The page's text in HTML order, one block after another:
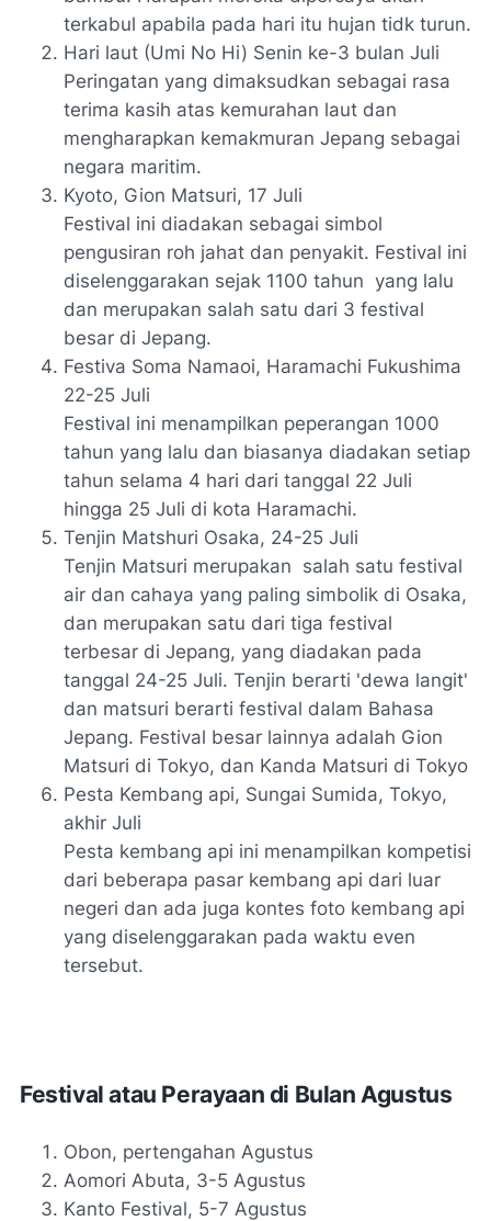
terkabul apabila pada hari itu hujan tidk turun.
Hari laut (Umi No Hi) Senin ke-3 bulan Juli
Peringatan yang dimaksudkan sebagai rasa
terima kasih atas kemurahan laut dan
mengharapkan kemakmuran Jepang sebagai
negara maritim.
Kyoto, Gion Matsuri, 17 Juli
Festival ini diadakan sebagai simbol
pengusiran roh jahat dan penyakit. Festival ini
diselenggarakan sejak 1100 tahun yang lalu
dan merupakan salah satu dari 3 festival
besar di Jepang.
Festiva Soma Namaoi, Haramachi Fukushima
22-25 Juli
Festival ini menampilkan peperangan 1000
tahun yang lalu dan biasanya diadakan setiap
tahun selama 4 hari dari tanggal 22 Juli
hingga 25 Juli di kota Haramachi.
Tenjin Matshuri Osaka, 24-25 Juli
Tenjin Matsuri merupakan salah satu festival
air dan cahaya yang paling simbolik di Osaka,
dan merupakan satu dari tiga festival
terbesar di Jepang, yang diadakan pada
tanggal 24-25 Juli. Tenjin berarti 'dewa langit'
dan matsuri berarti festival dalam Bahasa
Jepang. Festival besar lainnya adalah Gion
Matsuri di Tokyo, dan Kanda Matsuri di Tokyo
Pesta Kembang api, Sungai Sumida, Tokyo,
akhir Juli
Pesta kembang api ini menampilkan kompetisi
dari beberapa pasar kembang api dari luar
negeri dan ada juga kontes foto kembang api
yang diselenggarakan pada waktu even
tersebut.
Festival atau Perayaan di Bulan Agustus
Obon, pertengahan Agustus
Aomori Abuta, 3-5 Agustus
Kanto Festival, 5-7 Agustus